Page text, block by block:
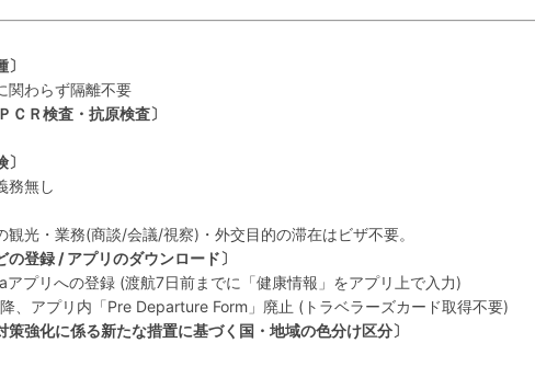
関わらず隔離不要
ＣＲ検査・抗原検査〕
務無し
光・業務(商談/会議/視察)・外交目的の滞在はビザ不要。
の登録 / アプリのダウンロード〕
プリへの登録 (渡航7日前までに「健康情報」をアプリ上で入力)
、アプリ内「Pre Departure Form」廃止 (トラベラーズカード取得不要)
策強化に係る新たな措置に基づく国・地域の色分け区分〕